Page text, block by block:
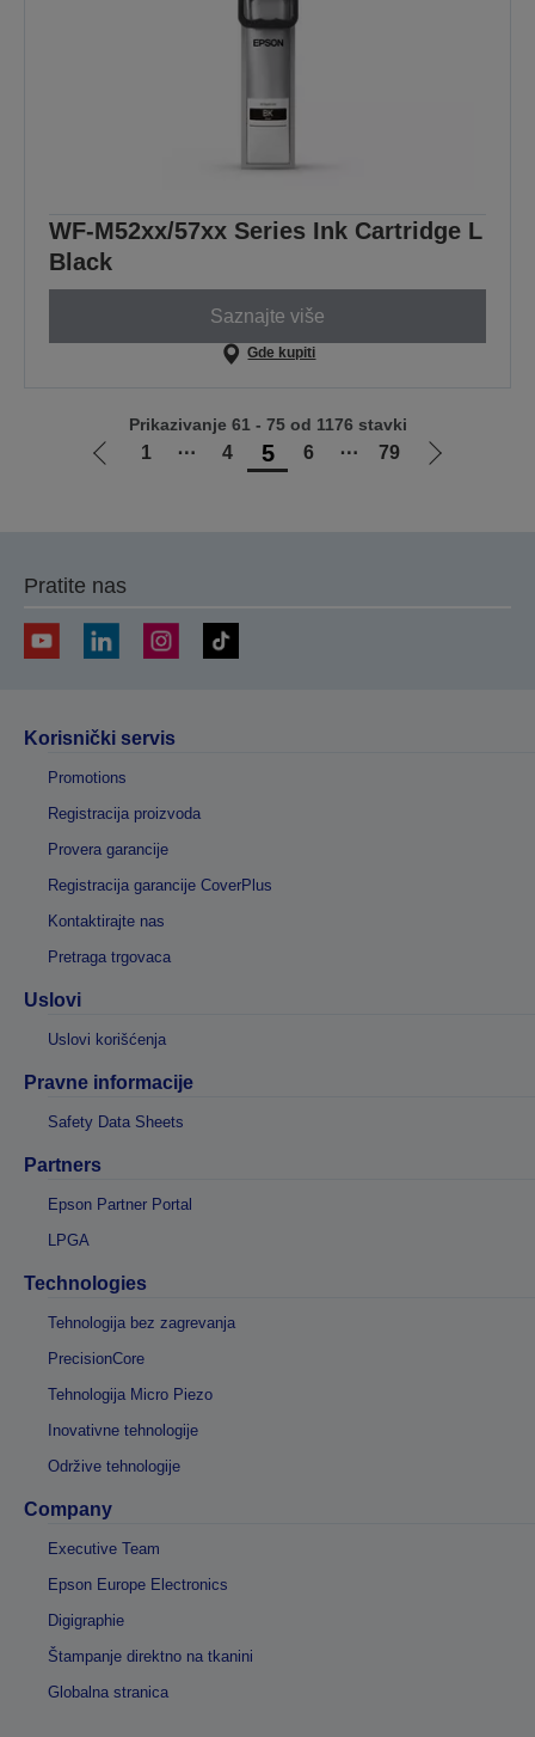
WF-M52xx/57xx Series Ink Cartridge L
Black
Saznajte više
Gde kupiti
Idi
1 ⋯ 4 5 6 ⋯ 79
Idi
Prikazivanje 61 - 75 od 1176 stavki
Pratite nas
Korisnički servis
Promotions
Registracija proizvoda
Provera garancije
Registracija garancije CoverPlus
Kontaktirajte nas
Pretraga trgovaca
Uslovi
Uslovi korišćenja
Pravne informacije
Safety Data Sheets
Partners
Epson Partner Portal
LPGA
Technologies
Tehnologija bez zagrevanja
PrecisionCore
Tehnologija Micro Piezo
Inovativne tehnologije
Održive tehnologije
Company
Executive Team
Epson Europe Electronics
Digigraphie
Štampanje direktno na tkanini
Globalna stranica